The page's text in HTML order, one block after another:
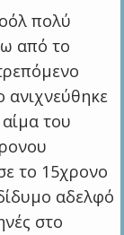
πολύ
από το
ανιχνεύθηκε
του
το 15χρονο
αδελφό
στο